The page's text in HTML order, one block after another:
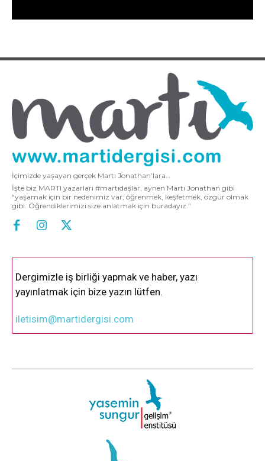
İçimizde yaşayan gerçek Martı Jonathan’lara…
İşte biz MARTI yazarları #martıdaşlar, aynen Martı Jonathan gibi
“yaşamak için bir nedenimiz var; öğrenmek, keşfetmek, özgür olmak
gibi. Öğrendiklerimizi size anlatmak için buradayız.”
Dergimizle iş birliği yapmak ve haber, yazı
yayınlatmak için bize yazın lütfen.
iletisim@martidergisi.com